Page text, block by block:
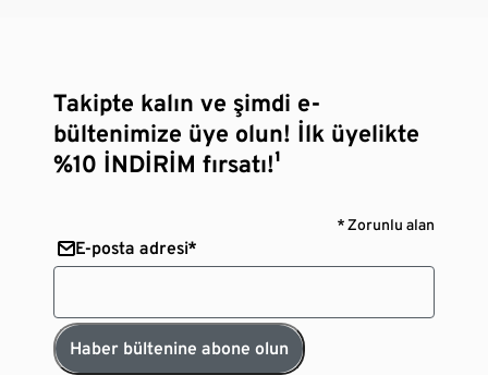
Takipte kalın ve şimdi e-
bültenimize üye olun! İlk üyelikte
%10 İNDİRİM fırsatı!¹
* Zorunlu alan
E-posta adresi*
Haber bültenine abone olun